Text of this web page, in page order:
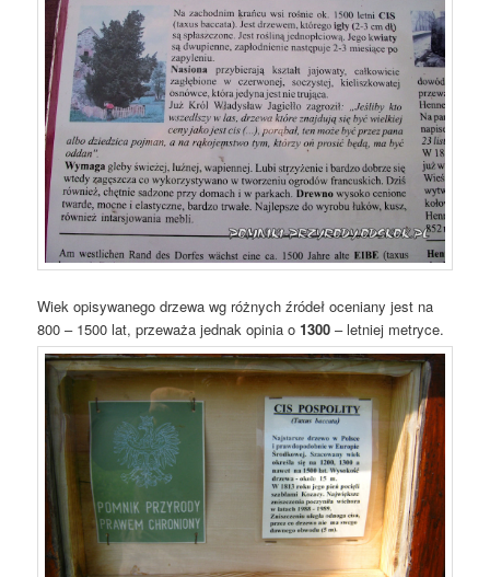
Wiek opisywanego drzewa wg różnych źródeł oceniany jest na
800 – 1500 lat, przeważa jednak opinia o1300 – letniej metryce.